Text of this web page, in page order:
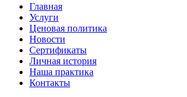
Главная
Услуги
Ценовая политика
Новости
Сертификаты
Личная история
Наша практика
Контакты